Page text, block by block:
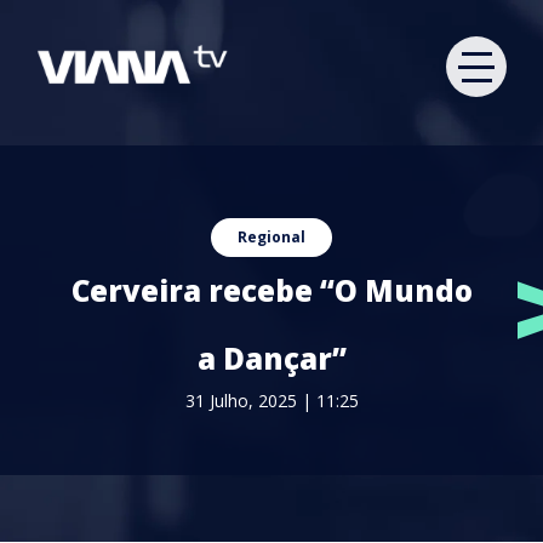
Regional
Cerveira recebe “O Mundo
a Dançar”
31 Julho, 2025 | 11:25